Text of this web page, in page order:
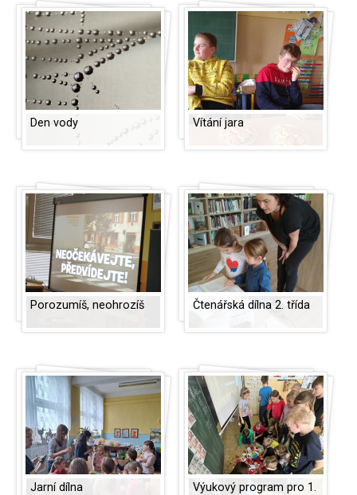
Den vody Vítání jara
Porozumíš, neohrozíš Čtenářská dílna 2. třída
Jarní dílna
Výukový program pro 1.